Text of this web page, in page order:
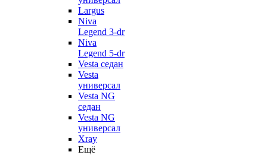
Largus
Niva
Legend 3-dr
Niva
Legend 5-dr
Vesta седан
Vesta
универсал
Vesta NG
седан
Vesta NG
универсал
Xray
Ещё